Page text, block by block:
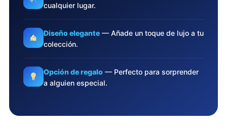
cualquier lugar.
Diseño elegante — Añade un toque de lujo a tu
colección.
Opción de regalo — Perfecto para sorprender
a alguien especial.